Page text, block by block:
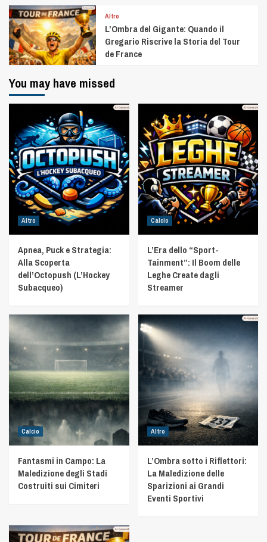
Altro
L’Ombra del Gigante: Quando il
Gregario Riscrive la Storia del Tour
de France
You may have missed
Altro
Apnea, Puck e Strategia:
Alla Scoperta
dell’Octopush (L’Hockey
Subacqueo)
Calcio
L’Era dello “Sport-
Tainment”: Il Boom delle
Leghe Create dagli
Streamer
Calcio
Fantasmi in Campo: La
Maledizione degli Stadi
Costruiti sui Cimiteri
Altro
L’Ombra sotto i Riflettori:
La Maledizione delle
Sparizioni ai Grandi
Eventi Sportivi